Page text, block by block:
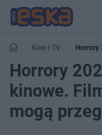
Kino i TV
Horrory
mogą przegapić fani gatunku!
Horrory
kinowe.
mogą